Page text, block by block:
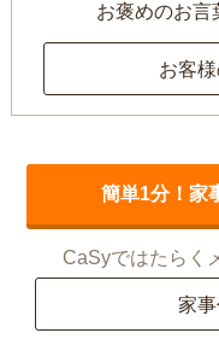
お褒めのお言
お客
簡単1分！家
CaSyではたらく
家